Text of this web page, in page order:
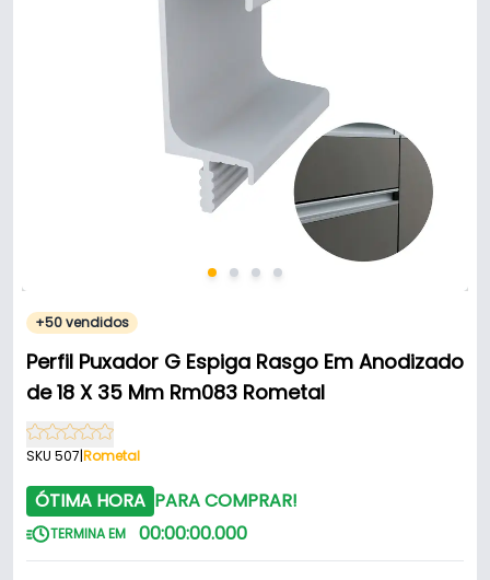
+50 vendidos
Perfil Puxador G Espiga Rasgo Em Anodizado
de 18 X 35 Mm Rm083 Rometal
SKU 507|Rometal
ÓTIMA HORA PARA COMPRAR!
TERMINA EM 00:00:00.000